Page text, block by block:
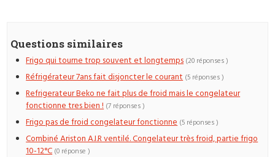
Questions similaires
Frigo qui tourne trop souvent et longtemps (20 réponses )
Réfrigérateur 7ans fait disjoncter le courant (5 réponses )
Refrigerateur Beko ne fait plus de froid mais le congelateur
fonctionne tres bien ! (7 réponses )
Frigo pas de froid congelateur fonctionne (5 réponses )
Combiné Ariston A.I.R ventilé. Congelateur très froid, partie frigo
10-12°C (0 réponse )